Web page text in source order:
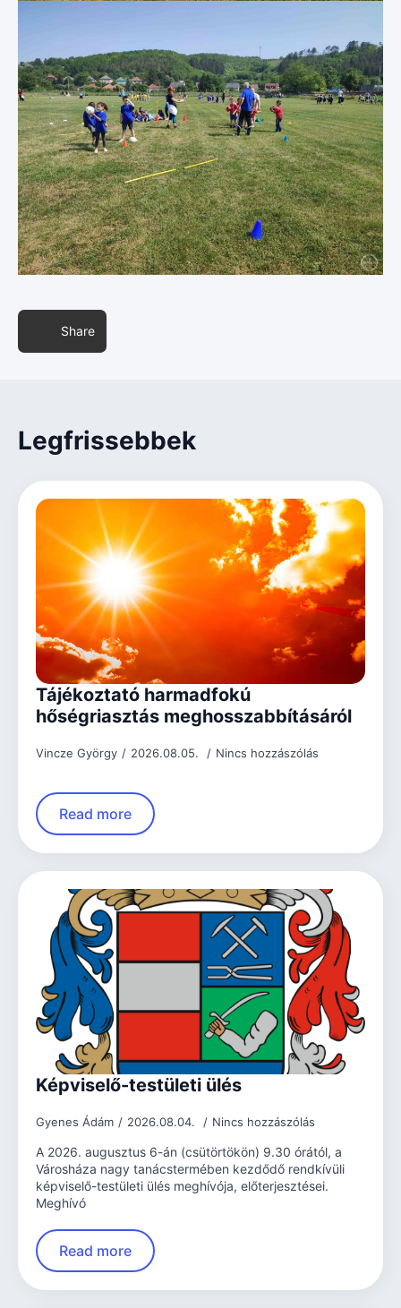
Share
Legfrissebbek
Tájékoztató harmadfokú
hőségriasztás meghosszabbításáról
Vincze György 2026.08.05. Nincs hozzászólás
Read more
Képviselő-testületi ülés
Gyenes Ádám 2026.08.04. Nincs hozzászólás
A 2026. augusztus 6-án (csütörtökön) 9.30 órától, a
Városháza nagy tanácstermében kezdődő rendkívüli
képviselő-testületi ülés meghívója, előterjesztései.
Meghívó
Read more